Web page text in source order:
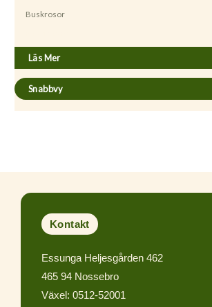
Buskrosor
Läs Mer
Snabbvy
Kontakt
Essunga Heljesgården 462
465 94 Nossebro
Växel: 0512-52001